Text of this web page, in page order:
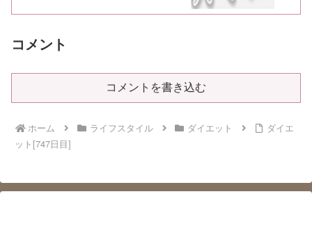
コメント
コメントを書き込む
ホーム ライフスタイル ダイエット
ダイエ
ット[747日目]